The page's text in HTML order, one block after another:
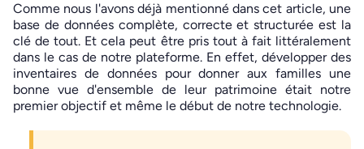
Comme nous l'avons déjà mentionné dans cet article, une
base de données complète, correcte et structurée est la
clé de tout. Et cela peut être pris tout à fait littéralement
dans le cas de notre plateforme. En effet, développer des
inventaires de données pour donner aux familles une
bonne vue d'ensemble de leur patrimoine était notre
premier objectif et même le début de notre technologie.